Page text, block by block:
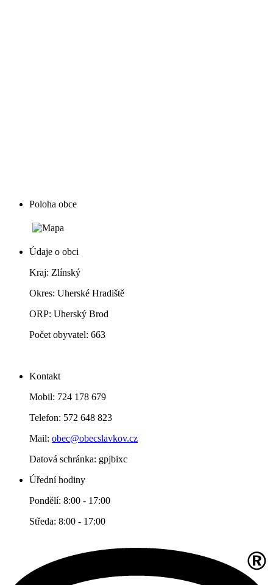
Poloha obce
Údaje o obci
Kraj: Zlínský
Okres: Uherské Hradiště
ORP: Uherský Brod
Počet obyvatel: 663
Kontakt
Mobil: 724 178 679
Telefon: 572 648 823
Mail: obec@obecslavkov.cz
Datová schránka: gpjbixc
Úřední hodiny
Pondělí: 8:00 - 17:00
Středa: 8:00 - 17:00